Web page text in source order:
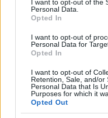
I want to opt-out of the
Personal Data.
Opted In
I want to opt-out of
Personal Data for
Opted In
I want to opt-out of
Retention, Sale, and/or
Personal Data that Is
Purposes for which it
Opted Out
indipendenza si può
mentreSalvini spinge
centrale nella sua
nel pratico: a Roma,
dalla pericolosa
comunale frange di
bloccando, di fatto,